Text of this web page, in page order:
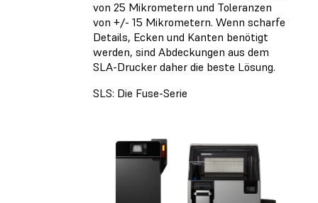
von 25 Mikrometern und Toleranzen
von +/- 15 Mikrometern. Wenn scharfe
Details, Ecken und Kanten benötigt
werden, sind Abdeckungen aus dem
SLA-Drucker daher die beste Lösung.
SLS: Die Fuse-Serie